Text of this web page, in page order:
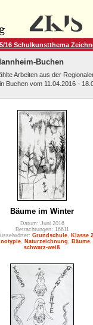
16 Schulkunstthema
Buchen
Arbeiten aus der
Buchen vom 11.04.2016 -
Bäume im Winter
Datum: Juni 2016
Betrachtungen: 16611
Grundschule,
Klasse 2
Naturzeichnung Bäume
schwarz-weiß